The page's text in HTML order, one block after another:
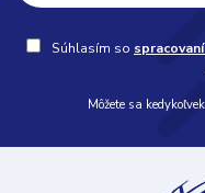
Súhlasím so
Môžete sa